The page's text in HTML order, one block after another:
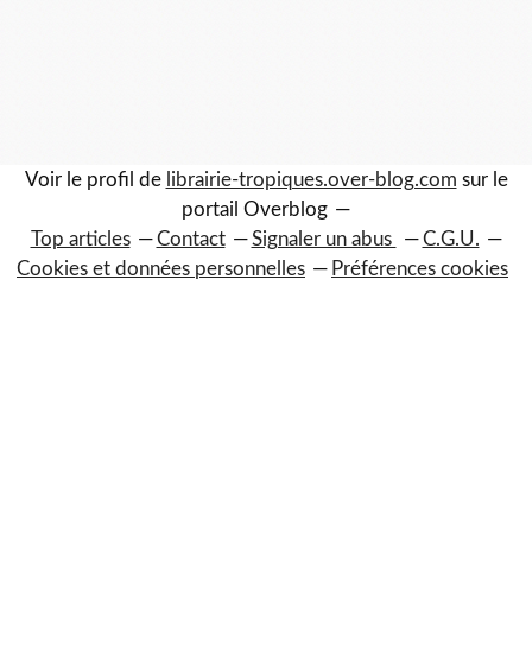
Voir le profil de librairie-tropiques.over-blog.com sur le
portail Overblog
Top articles
Contact Signaler un abus
C.G.U.
Cookies et données personnelles
Préférences cookies